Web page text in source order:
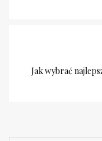
Jak wybrać